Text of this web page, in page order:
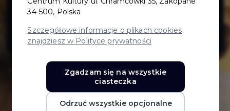
Aries Hotel SPA
& Wellness
34-500, Polska
Szczegółowe informacje o plikach cookies
znajdziesz w Polityce prywatności
Zgadzam się na wszystkie
ciasteczka
Odrzuć wszystkie opcjonalne